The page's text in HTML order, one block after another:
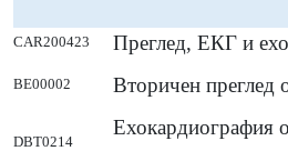
CAR200423 Преглед, ЕКГ и
BE00002 Вторичен преглед
DBT0214
Ехокардиография